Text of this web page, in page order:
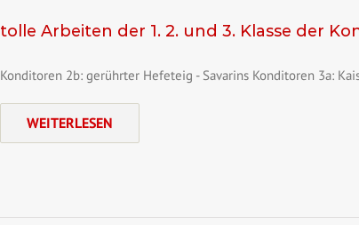
tolle Arbeiten der 1. 2. und 3. Klasse der
Konditoren 2b: gerührter Hefeteig - Savarins Konditoren 3a:
WEITERLESEN